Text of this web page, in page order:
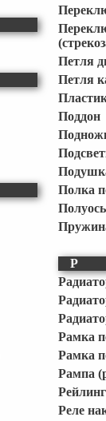
Петля
Петля
Поддон
Полка
Р
Рамка
Рамка
Рампа
Реле